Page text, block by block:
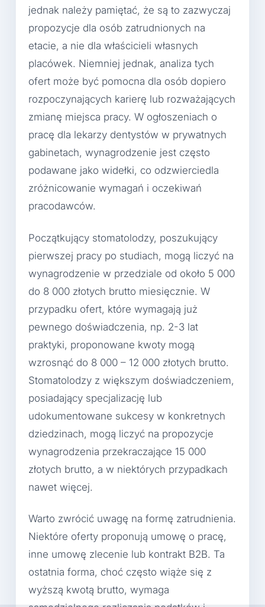
jednak należy pamiętać, że są to zazwyczaj
propozycje dla osób zatrudnionych na
etacie, a nie dla właścicieli własnych
placówek. Niemniej jednak, analiza tych
ofert może być pomocna dla osób dopiero
rozpoczynających karierę lub rozważających
zmianę miejsca pracy. W ogłoszeniach o
pracę dla lekarzy dentystów w prywatnych
gabinetach, wynagrodzenie jest często
podawane jako widełki, co odzwierciedla
zróżnicowanie wymagań i oczekiwań
pracodawców.
Początkujący stomatolodzy, poszukujący
pierwszej pracy po studiach, mogą liczyć na
wynagrodzenie w przedziale od około 5 000
do 8 000 złotych brutto miesięcznie. W
przypadku ofert, które wymagają już
pewnego doświadczenia, np. 2-3 lat
praktyki, proponowane kwoty mogą
wzrosnąć do 8 000 – 12 000 złotych brutto.
Stomatolodzy z większym doświadczeniem,
posiadający specjalizację lub
udokumentowane sukcesy w konkretnych
dziedzinach, mogą liczyć na propozycje
wynagrodzenia przekraczające 15 000
złotych brutto, a w niektórych przypadkach
nawet więcej.
Warto zwrócić uwagę na formę zatrudnienia.
Niektóre oferty proponują umowę o pracę,
inne umowę zlecenie lub kontrakt B2B. Ta
ostatnia forma, choć często wiąże się z
wyższą kwotą brutto, wymaga